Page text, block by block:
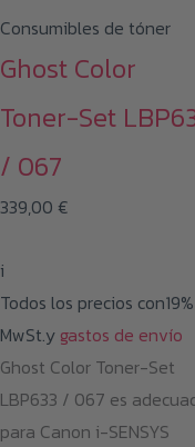
tiene
múltiples
Las
la
página
de
producto
Consumibles de tóner
Ghost Color
Toner-Set
/ 067
339,00 €
i
Todos los precios con19%
MwSt.y gastos de envío
Ghost Color Toner-Set
LBP633 / 067 es
para Canon i-SENSYS